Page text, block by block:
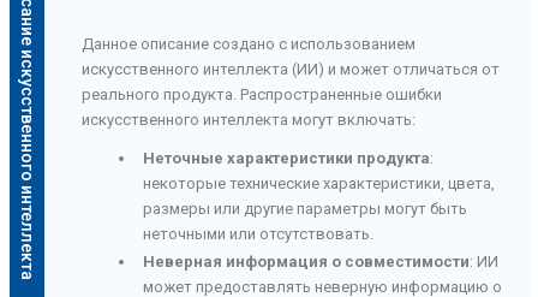
Описание искусственного интеллекта
Данное описание создано с использованием
искусственного интеллекта (ИИ) и может отличаться от
реального продукта. Распространенные ошибки
искусственного интеллекта могут включать:
Неточные характеристики продукта:
некоторые технические характеристики, цвета,
размеры или другие параметры могут быть
неточными или отсутствовать.
Неверная информация о совместимости: ИИ
может предоставлять неверную информацию о